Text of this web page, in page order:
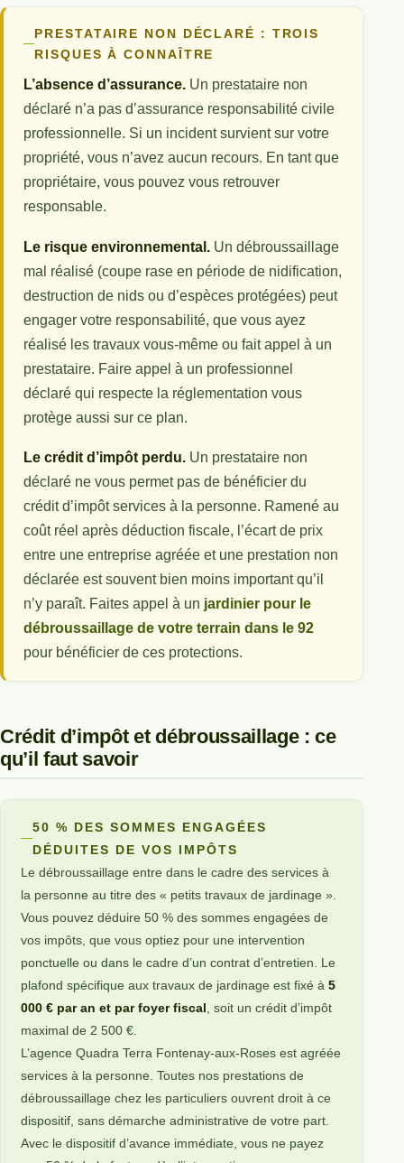
PRESTATAIRE NON DÉCLARÉ : TROIS
RISQUES À CONNAÎTRE
L’absence d’assurance. Un prestataire non
déclaré n’a pas d’assurance responsabilité civile
professionnelle. Si un incident survient sur votre
propriété, vous n’avez aucun recours. En tant que
propriétaire, vous pouvez vous retrouver
responsable.
Le risque environnemental. Un débroussaillage
mal réalisé (coupe rase en période de nidification,
destruction de nids ou d’espèces protégées) peut
engager votre responsabilité, que vous ayez
réalisé les travaux vous-même ou fait appel à un
prestataire. Faire appel à un professionnel
déclaré qui respecte la réglementation vous
protège aussi sur ce plan.
Le crédit d’impôt perdu. Un prestataire non
déclaré ne vous permet pas de bénéficier du
crédit d’impôt services à la personne. Ramené au
coût réel après déduction fiscale, l’écart de prix
entre une entreprise agréée et une prestation non
déclarée est souvent bien moins important qu’il
n’y paraît. Faites appel à un jardinier pour le
débroussaillage de votre terrain dans le 92
pour bénéficier de ces protections.
Crédit d’impôt et débroussaillage : ce
qu’il faut savoir
50 % DES SOMMES ENGAGÉES
DÉDUITES DE VOS IMPÔTS
Le débroussaillage entre dans le cadre des services à
la personne au titre des « petits travaux de jardinage ».
Vous pouvez déduire 50 % des sommes engagées de
vos impôts, que vous optiez pour une intervention
ponctuelle ou dans le cadre d’un contrat d’entretien. Le
plafond spécifique aux travaux de jardinage est fixé à5
000 € par an et par foyer fiscal , soit un crédit d’impôt
maximal de 2 500 €.
L’agence Quadra Terra Fontenay-aux-Roses est agréée
services à la personne. Toutes nos prestations de
débroussaillage chez les particuliers ouvrent droit à ce
dispositif, sans démarche administrative de votre part.
Avec le dispositif d’avance immédiate, vous ne payez